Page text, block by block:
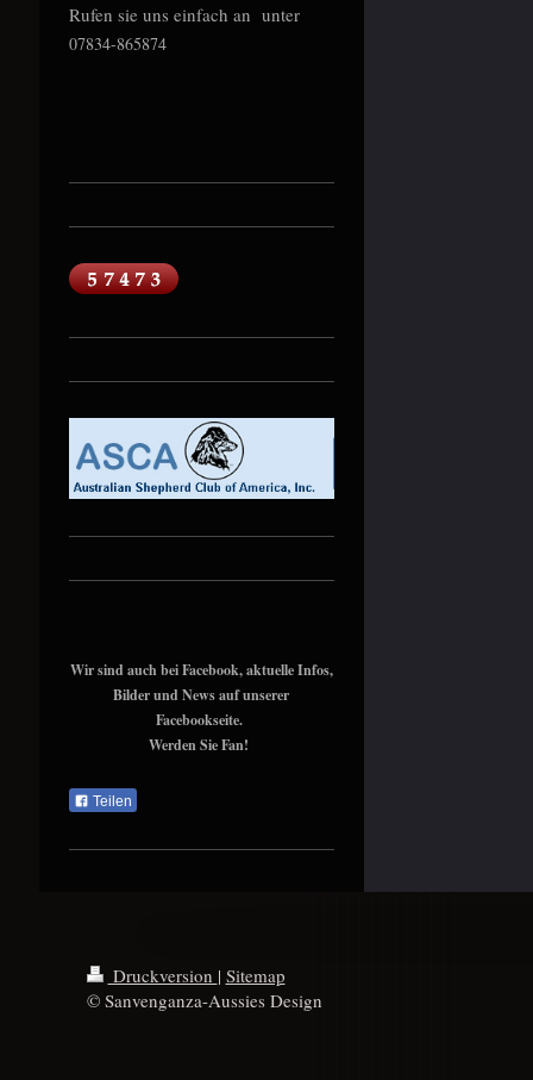
Rufen sie uns einfach an unter
07834-865874
Wir sind auch bei Facebook, aktuelle Infos,
Bilder und News auf unserer
Facebookseite.
Werden Sie Fan!
Teilen
Druckversion | Sitemap
© Sanvenganza-Aussies Design